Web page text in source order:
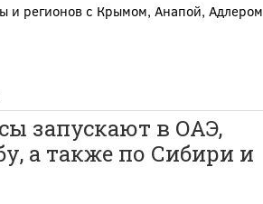
и регионов с Крымом, Анапой, Адлером
запускают в ОАЭ,
а также по Сибири и